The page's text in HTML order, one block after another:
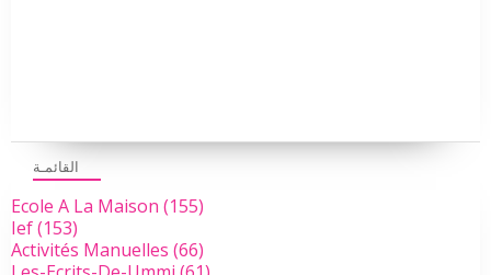
القائمـة
Ecole A La Maison (155)
Ief(153)
Activités Manuelles (66)